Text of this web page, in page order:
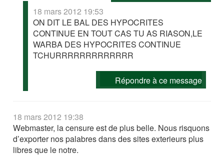
18 mars 2012 19:53
ON DIT LE BAL DES HYPOCRITES
CONTINUE EN TOUT CAS TU AS RIASON,LE
WARBA DES HYPOCRITES CONTINUE
TCHURRRRRRRRRRRRR
Répondre à ce message
18 mars 2012 19:38
Webmaster, la censure est de plus belle. Nous risquons
d’exporter nos palabres dans des sites exterieurs plus
libres que le notre.